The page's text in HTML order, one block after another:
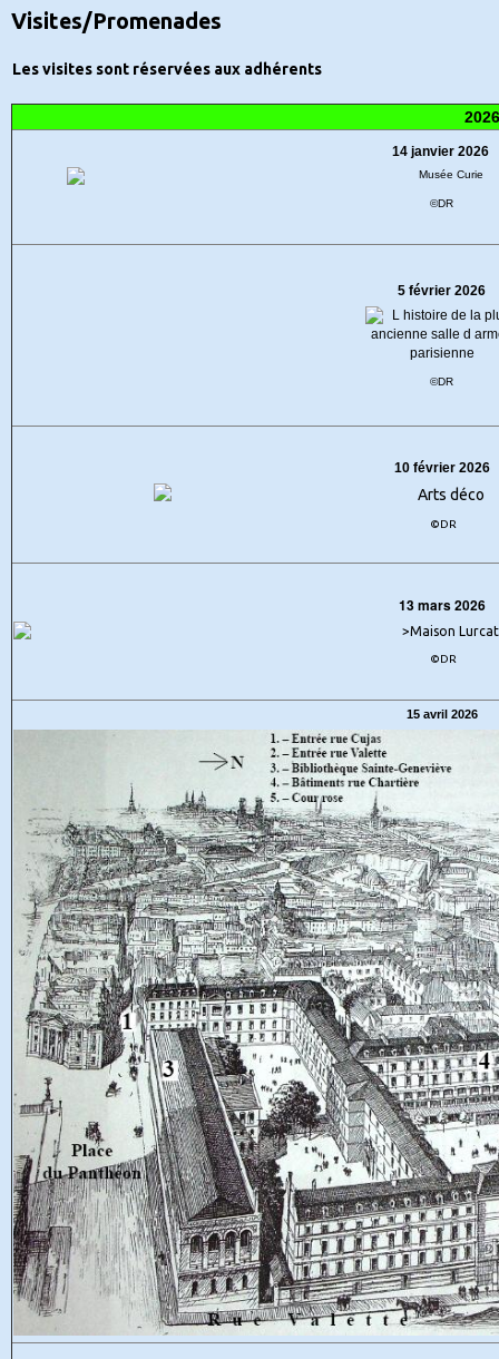
Visites/Promenades
Les visites sont réservées aux adhérents
2026
14 janvier 2026
©DR
5 février 2026
©DR
10 février 2026
©DR
13 mars 2026
©DR
15 avril 2026